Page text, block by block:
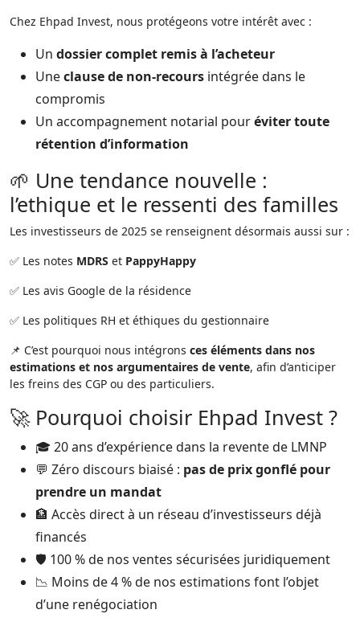
Chez Ehpad Invest, nous protégeons votre intérêt avec :
Un dossier complet remis à l’acheteur
Uneclause de non-recours intégrée dans le
compromis
Un accompagnement notarial pouréviter toute
rétention d’information
🌱 Une tendance nouvelle :
l’ethique et le ressenti des familles
Les investisseurs de 2025 se renseignent désormais aussi sur :
✅ Les notes MDRS et PappyHappy
✅ Les avis Google de la résidence
✅ Les politiques RH et éthiques du gestionnaire
📌 C’est pourquoi nous intégrons ces éléments dans nos
estimations et nos argumentaires de vente, afin d’anticiper
les freins des CGP ou des particuliers.
🚀 Pourquoi choisir Ehpad Invest ?
🎓 20 ans d’expérience dans la revente de LMNP
💬 Zéro discours biaisé : pas de prix gonflé pour
prendre un mandat
🏦 Accès direct à un réseau d’investisseurs déjà
financés
🛡️ 100 % de nos ventes sécurisées juridiquement
📉 Moins de 4 % de nos estimations font l’objet
d’une renégociation